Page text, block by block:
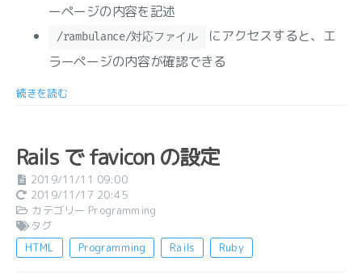
ーページの内容を記述
/rambulance/対応ファイル
にアクセスすると、エ
ラーページの内容が確認できる
続きを読む
Rails で favicon の設定
2019/11/11 09:00
2019/11/17 20:45
カテゴリー Programming
タグ
HTML
Programming Rails Ruby